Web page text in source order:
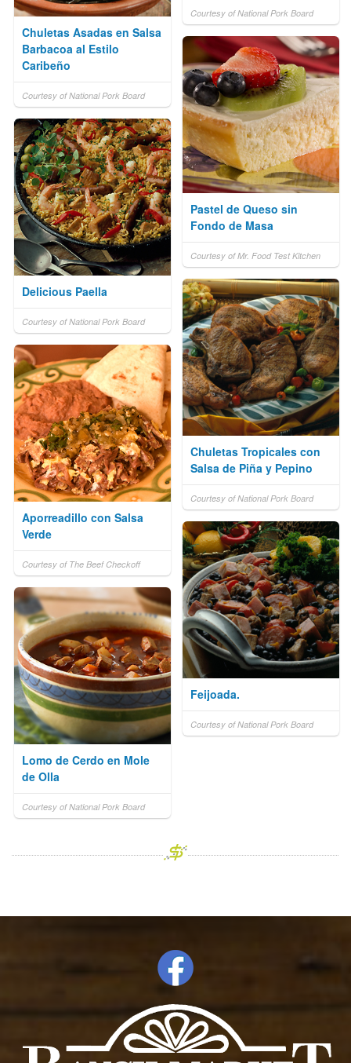
Courtesy of National Pork Board
Chuletas Asadas en Salsa
Barbacoa al Estilo
Caribeño
Courtesy of National Pork Board
Pastel de Queso sin
Fondo de Masa
Courtesy of Mr. Food Test Kitchen
Delicious Paella
Courtesy of National Pork Board
Chuletas Tropicales con
Salsa de Piña y Pepino
Courtesy of National Pork Board
Aporreadillo con Salsa
Verde
Courtesy of The Beef Checkoff
Feijoada.
Courtesy of National Pork Board
Lomo de Cerdo en Mole
de Olla
Courtesy of National Pork Board